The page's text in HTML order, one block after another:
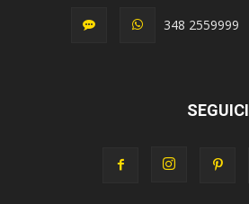
348 2559999
SEGUICI